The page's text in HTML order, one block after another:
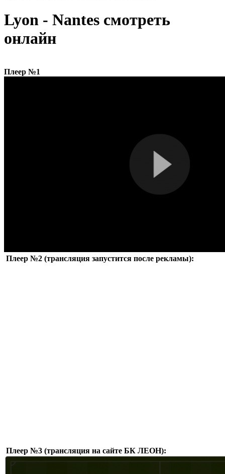
Lyon - Nantes смотреть
онлайн
Плеер №1
Плеер №2 (трансляция запустится после рекламы):
Плеер №3 (трансляция на сайте БК ЛЕОН):